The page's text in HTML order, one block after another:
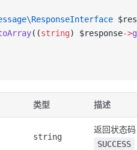
((string) $response->
类型 描述
string
返回状态码
SUCCESS